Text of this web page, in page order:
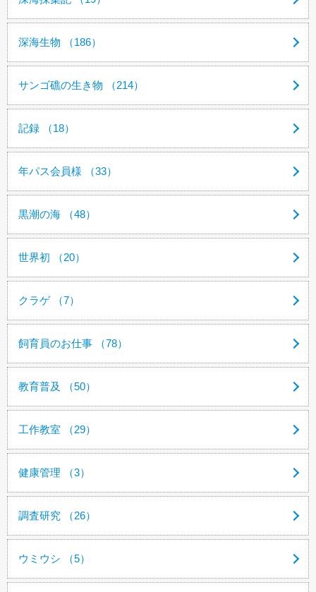
深海生物 （186）
サンゴ礁の生き物 （214）
記録 （18）
年パス会員様 （33）
黒潮の海 （48）
世界初 （20）
クラゲ （7）
飼育員のお仕事 （78）
教育普及 （50）
工作教室 （29）
健康管理 （3）
調査研究 （26）
ウミウシ （5）